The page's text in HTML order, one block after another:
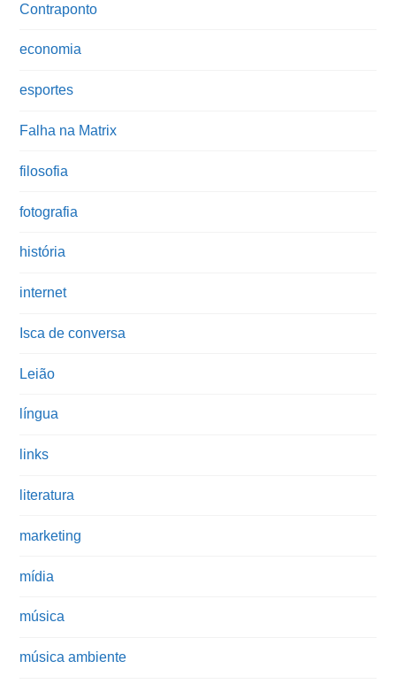
Contraponto
economia
esportes
Falha na Matrix
filosofia
fotografia
história
internet
Isca de conversa
Leião
língua
links
literatura
marketing
mídia
música
música ambiente